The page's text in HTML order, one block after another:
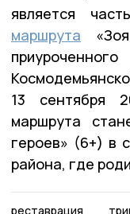
является
маршрута
13 сентября
маршрута
героев» (6+) в
района, где
реставрация